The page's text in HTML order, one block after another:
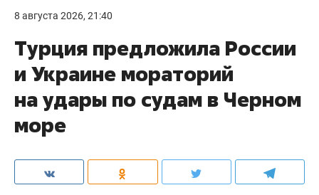
8 августа 2026, 21:40
Турция предложила России
и Украине мораторий
на удары по судам в Черном
море